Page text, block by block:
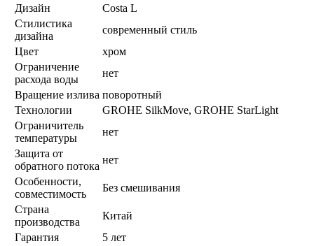
Дизайн
Costa L
Стилистика
дизайна
современный стиль
Цвет
хром
Ограничение
расхода воды
нет
Вращение излива поворотный
Технологии
GROHE SilkMove, GROHE StarLight
Ограничитель
температуры
нет
Защита от
обратного потока
нет
Особенности,
совместимость
Без смешивания
Страна
производства
Китай
Гарантия
5 лет